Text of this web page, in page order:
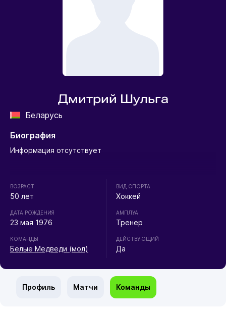
Дмитрий Шульга
Беларусь
Биография
Информация отсутствует
ВОЗРАСТ
50 лет
ДАТА РОЖДЕНИЯ
23 мая 1976
КОМАНДЫ
Белые Медведи (мол)
ВИД СПОРТА
Хоккей
АМПЛУА
Тренер
ДЕЙСТВУЮЩИЙ
Да
Профиль Матчи Команды